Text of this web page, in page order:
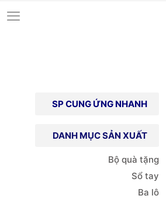
SP CUNG ỨNG NHANH
DANH MỤC SẢN XUẤT
Bộ quà tặng
Sổ tay
Ba lô